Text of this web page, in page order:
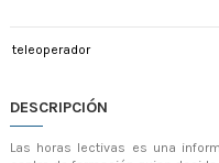
teleoperador
DESCRIPCIÓN
Las horas lectivas es una